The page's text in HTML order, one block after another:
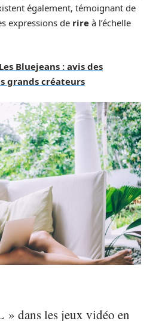
également, témoignant de
expressions de rire à l’échelle
Les Bluejeans : avis des
grands créateurs
dans les jeux vidéo en